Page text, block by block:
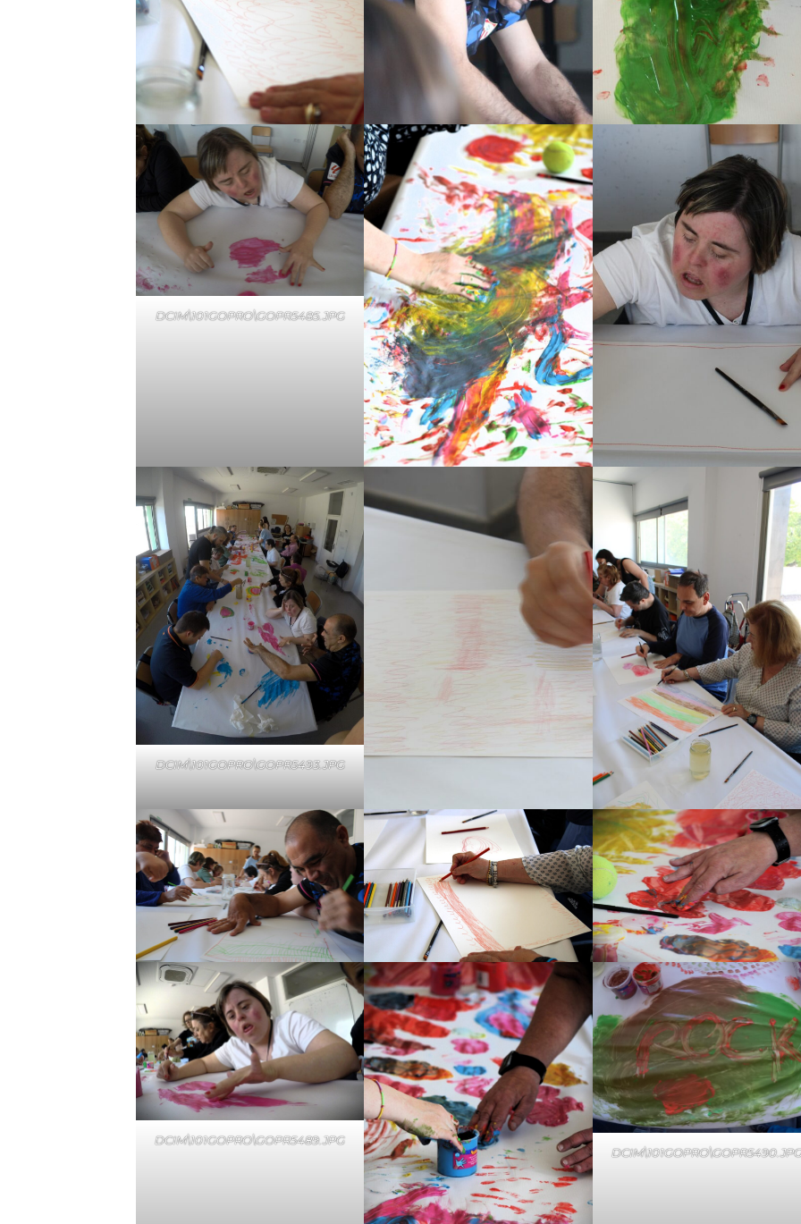
DCIM\101GOPRO\GOPR5485.JPG
DCIM\101GOPRO\GOPR5493.JPG
DCIM\101GOPRO\GOPR5489.JPG